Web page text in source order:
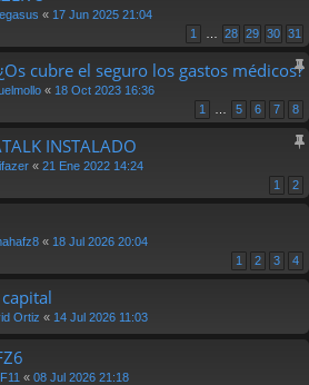
« 17 Jun 2025 21:04
1 28 29 30 31
cubre el seguro los gastos médicos?
« 18 Oct 2023 16:36
1 5 6 7 8
INSTALADO
« 21 Ene 2022 14:24
1 2
« 18 Jul 2026 20:04
1 2 3 4
Ortiz « 14 Jul 2026 11:03
« 08 Jul 2026 21:18